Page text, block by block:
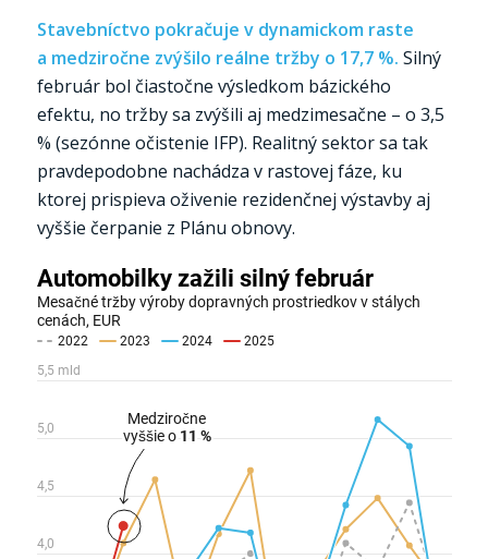
Stavebníctvo pokračuje v dynamickom raste
a medziročne zvýšilo reálne tržby o 17,7 %. Silný
február bol čiastočne výsledkom bázického
efektu, no tržby sa zvýšili aj medzimesačne – o 3,5
% (sezónne očistenie IFP). Realitný sektor sa tak
pravdepodobne nachádza v rastovej fáze, ku
ktorej prispieva oživenie rezidenčnej výstavby aj
vyššie čerpanie z Plánu obnovy.